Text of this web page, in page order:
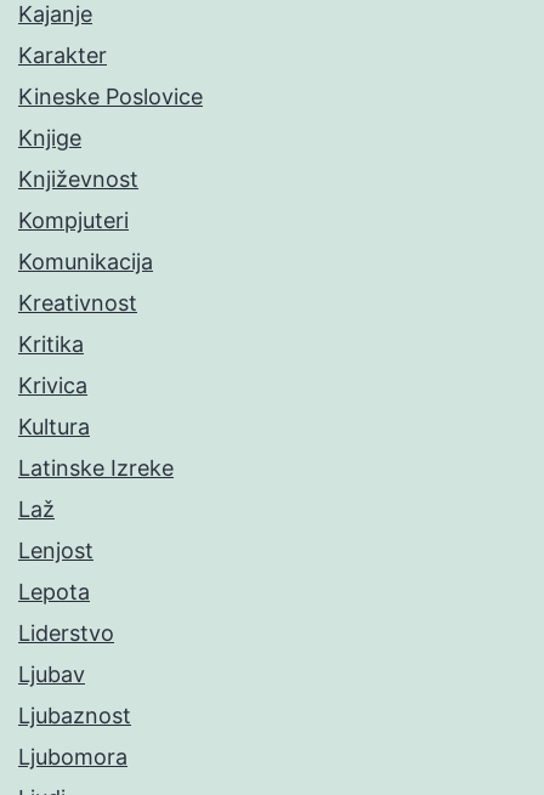
Kajanje
Karakter
Kineske Poslovice
Knjige
Književnost
Kompjuteri
Komunikacija
Kreativnost
Kritika
Krivica
Kultura
Latinske Izreke
Laž
Lenjost
Lepota
Liderstvo
Ljubav
Ljubaznost
Ljubomora